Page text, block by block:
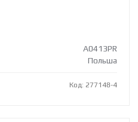
A0413PR
Польша
Код: 277148-4